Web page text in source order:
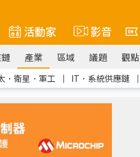
活動家 影音
產業 區域 議題 觀點
．衛星．軍工 ｜ IT．系統供應鏈 ｜